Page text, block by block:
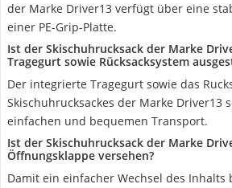
der Marke Driver13 verfügt über eine
einer PE-Grip-Platte.
Ist der Skischuhrucksack der Marke
Tragegurt sowie Rücksacksystem
Der integrierte Tragegurt sowie das
Skischuhrucksackes der Marke Driver13
einfachen und bequemen Transport.
Ist der Skischuhrucksack der Marke
Öffnungsklappe versehen?
Damit ein einfacher Wechsel des Inhalts